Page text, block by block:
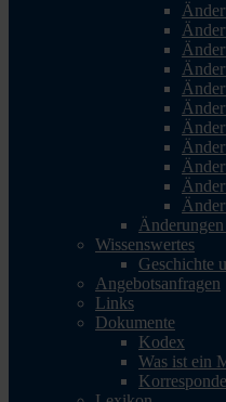
Wissenswertes
Geschichte
Angebotsanfragen
Links
Dokumente
Kodex
Was ist ein